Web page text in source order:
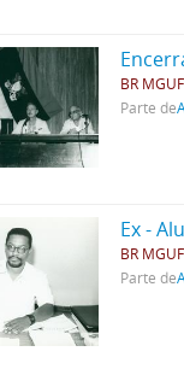
BR
Parte de
Ex -
BR
Parte de